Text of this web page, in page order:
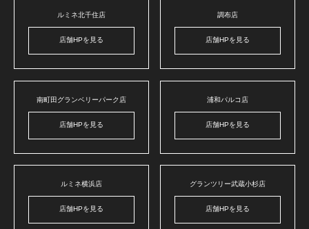
ルミネ北千住店
店舗HPを見る
調布店
店舗HPを見る
南町田グランベリーパーク店
店舗HPを見る
浦和パルコ店
店舗HPを見る
ルミネ横浜店
店舗HPを見る
グランツリー武蔵小杉店
店舗HPを見る